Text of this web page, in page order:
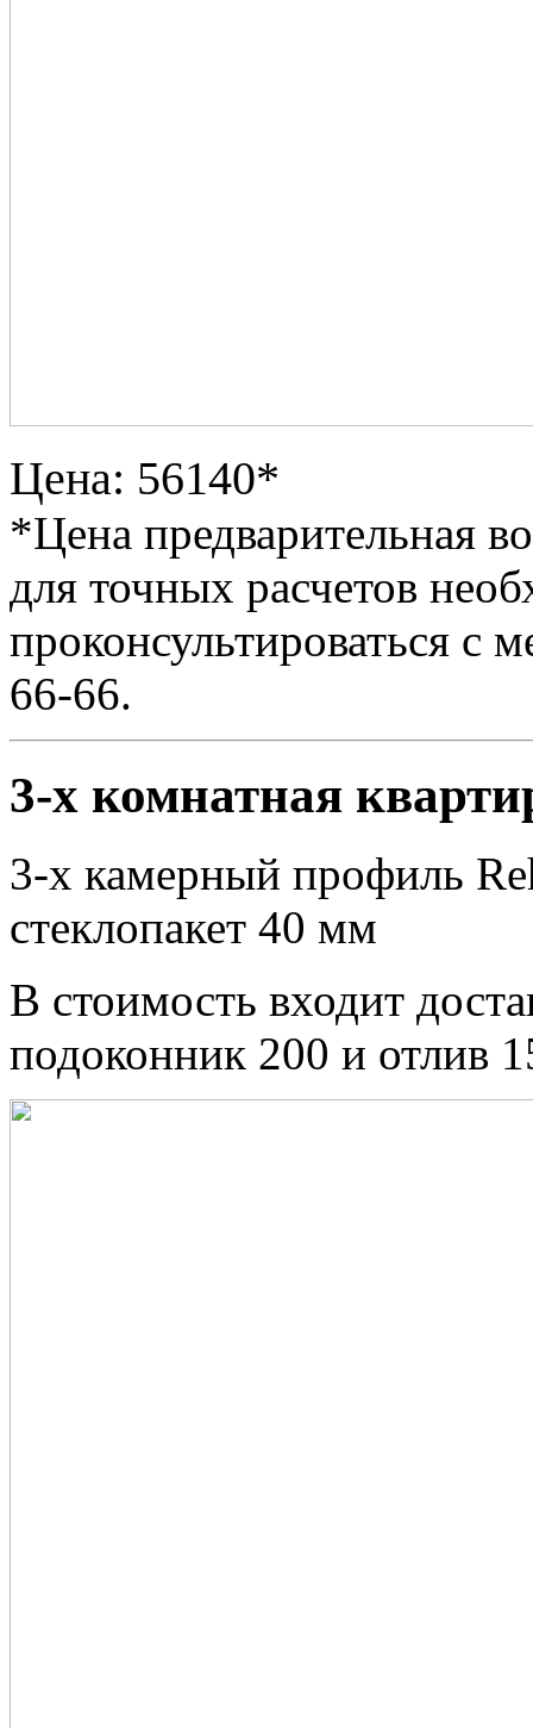
Цена: 56140*
*Цена предварительная
для точных расчетов
проконсультироваться с
66-66.
3-х комнатная
3-х камерный профиль
стеклопакет 40 мм
В стоимость входит
подоконник 200 и отлив